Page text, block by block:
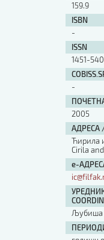
159.9
ISBN
-
ISSN
1451-
-
2005
АДРЕСА /
Ћирила
Cirila
е-
Љубиша